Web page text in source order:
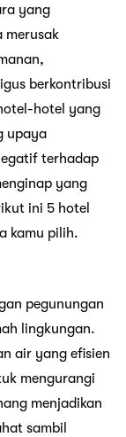
yang
merusak
berkontribusi
hotel yang
upaya
terhadap
yang
ini 5 hotel
kamu pilih.
pegunungan
lingkungan.
air yang efisien
mengurangi
menjadikan
sambil